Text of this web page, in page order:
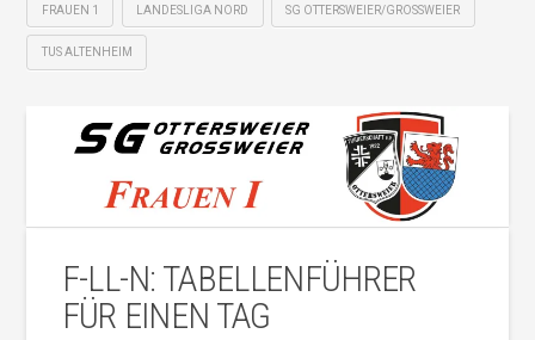
FRAUEN 1 LANDESLIGA NORD SG OTTERSWEIER/GROSSWEIER
TUS ALTENHEIM
F-LL-N: TABELLENFÜHRER
FÜR EINEN TAG